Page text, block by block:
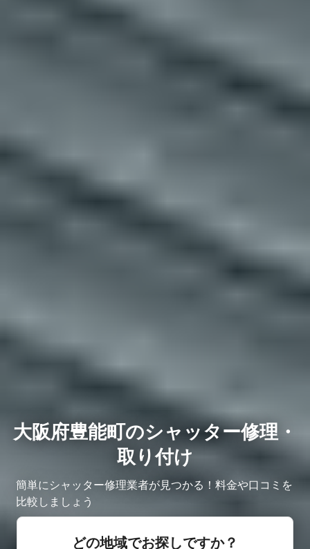
大阪府豊能町のシャッター修理・
取り付け
簡単にシャッター修理業者が見つかる！料金や口コミを
比較しましょう
どの地域でお探しですか？